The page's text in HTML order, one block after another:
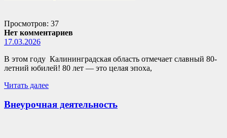
Просмотров: 37
Нет комментариев
17.03.2026
В этом году Калининградская область отмечает славный 80-
летний юбилей! 80 лет — это целая эпоха,
Читать далее
Внеурочная деятельность